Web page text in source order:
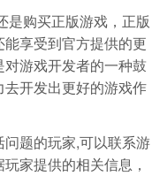
是购买正版游戏，正版
享受到官方提供的更
游戏开发者的一种鼓
开发出更好的游戏作
题的玩家,可以联系游
家提供的相关信息，